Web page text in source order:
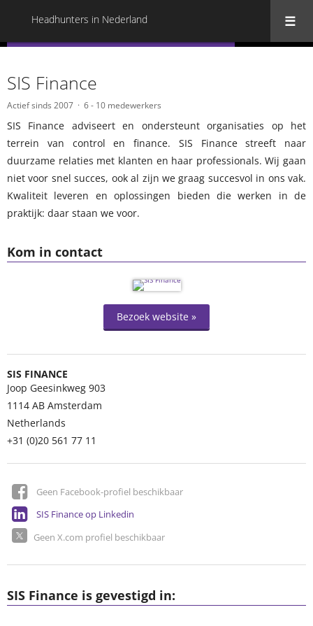
Headhunters in Nederland
Kom in contact
Bezoek website »
SIS FINANCE
Joop Geesinkweg 903
1114 AB Amsterdam
Netherlands
+31 (0)20 561 77 11
Geen Facebook-profiel beschikbaar
SIS Finance op Linkedin
Geen X.com profiel beschikbaar
SIS Finance
Actief sinds 2007 6 - 10 medewerkers
SIS Finance adviseert en ondersteunt organisaties op het
terrein van control en finance. SIS Finance streeft naar
duurzame relaties met klanten en haar professionals. Wij gaan
niet voor snel succes, ook al zijn we graag succesvol in ons vak.
Kwaliteit leveren en oplossingen bieden die werken in de
praktijk: daar staan we voor.
SIS Finance is gevestigd in: